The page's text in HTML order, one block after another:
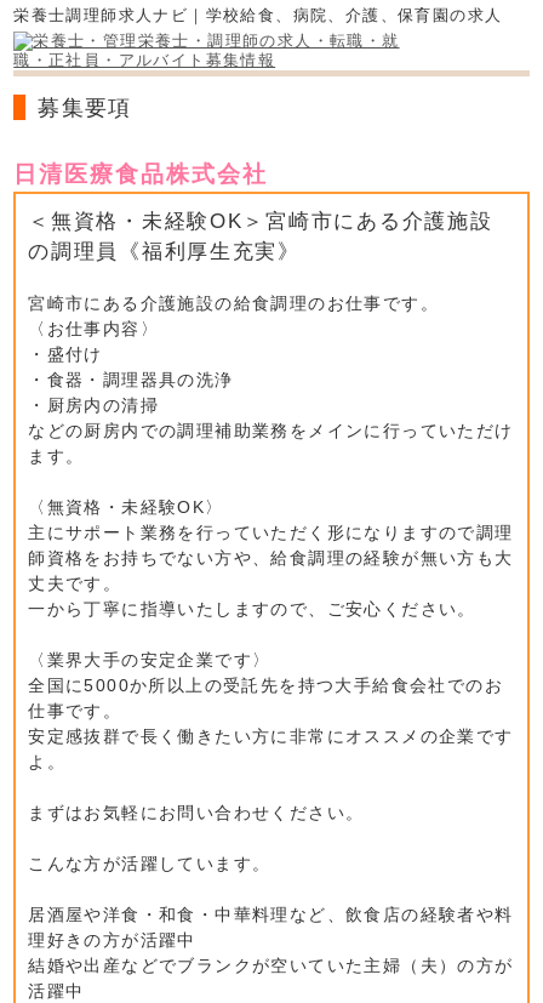
栄養士調理師求人ナビ｜学校給食、病院、介護、保育園の求人
募集要項
日清医療食品株式会社
＜無資格・未経験OK＞宮崎市にある介護施設
の調理員《福利厚生充実》
宮崎市にある介護施設の給食調理のお仕事です。
〈お仕事内容〉
・盛付け
・食器・調理器具の洗浄
・厨房内の清掃
などの厨房内での調理補助業務をメインに行っていただけ
ます。
〈無資格・未経験OK〉
主にサポート業務を行っていただく形になりますので調理
師資格をお持ちでない方や、給食調理の経験が無い方も大
丈夫です。
一から丁寧に指導いたしますので、ご安心ください。
〈業界大手の安定企業です〉
全国に5000か所以上の受託先を持つ大手給食会社でのお
仕事です。
安定感抜群で長く働きたい方に非常にオススメの企業です
よ。
まずはお気軽にお問い合わせください。
こんな方が活躍しています。
居酒屋や洋食・和食・中華料理など、飲食店の経験者や料
理好きの方が活躍中
結婚や出産などでブランクが空いていた主婦（夫）の方が
活躍中